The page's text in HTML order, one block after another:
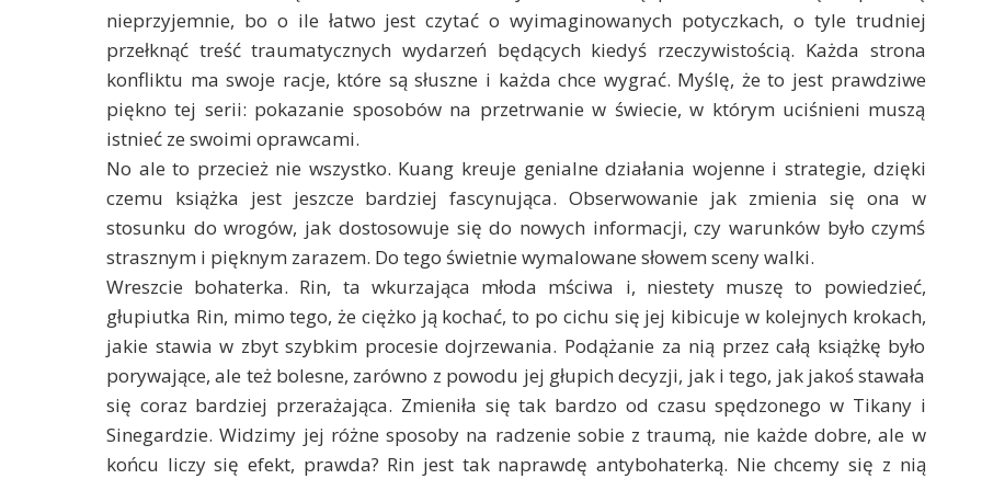
nieprzyjemnie, bo o ile łatwo jest czytać o wyimaginowanych potyczkach, o tyle trudniej
przełknąć treść traumatycznych wydarzeń będących kiedyś rzeczywistością. Każda strona
konfliktu ma swoje racje, które są słuszne i każda chce wygrać. Myślę, że to jest prawdziwe
piękno tej serii: pokazanie sposobów na przetrwanie w świecie, w którym uciśnieni muszą
istnieć ze swoimi oprawcami.
No ale to przecież nie wszystko. Kuang kreuje genialne działania wojenne i strategie, dzięki
czemu książka jest jeszcze bardziej fascynująca. Obserwowanie jak zmienia się ona w
stosunku do wrogów, jak dostosowuje się do nowych informacji, czy warunków było czymś
strasznym i pięknym zarazem. Do tego świetnie wymalowane słowem sceny walki.
Wreszcie bohaterka. Rin, ta wkurzająca młoda mściwa i, niestety muszę to powiedzieć,
głupiutka Rin, mimo tego, że ciężko ją kochać, to po cichu się jej kibicuje w kolejnych krokach,
jakie stawia w zbyt szybkim procesie dojrzewania. Podążanie za nią przez całą książkę było
porywające, ale też bolesne, zarówno z powodu jej głupich decyzji, jak i tego, jak jakoś stawała
się coraz bardziej przerażająca. Zmieniła się tak bardzo od czasu spędzonego w Tikany i
Sinegardzie. Widzimy jej różne sposoby na radzenie sobie z traumą, nie każde dobre, ale w
końcu liczy się efekt, prawda? Rin jest tak naprawdę antybohaterką. Nie chcemy się z nią